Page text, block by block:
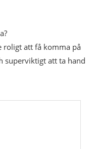
roligt att få komma på
superviktigt att ta hand